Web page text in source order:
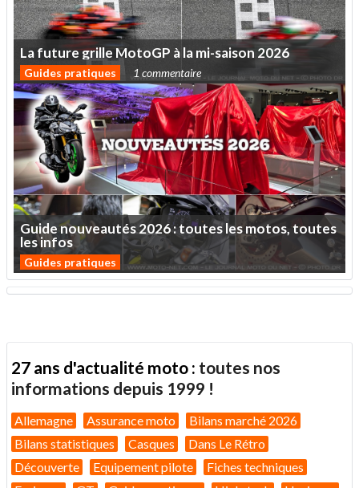
Lafuturegrille MotoGP àlami-saison 2026
Guides pratiques 1 commentaire
Guidenouveautés2026:touteslesmotos,toutes
lesinfos
Guides pratiques
27 ans d'actualité moto : toutes nos
informations depuis 1999 !
Allemagne Assurance moto
Bilans marché 2026
Bilans statistiques
Casques
Dans Le Rétro
Découverte
Equipement pilote
Fiches techniques